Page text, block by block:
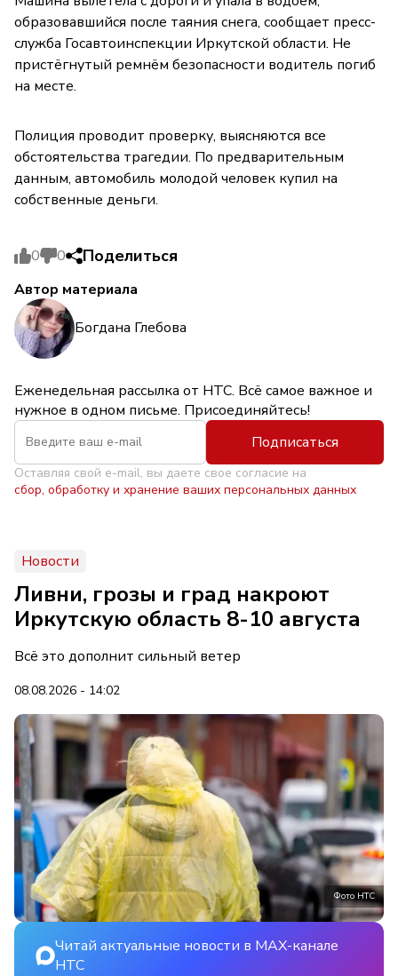
образовавшийся после таяния снега, сообщает пресс-
служба Госавтоинспекции Иркутской области. Не
пристёгнутый ремнём безопасности водитель погиб
на месте.
Полиция проводит проверку, выясняются все
обстоятельства трагедии. По предварительным
данным, автомобиль молодой человек купил на
собственные деньги.
0 0 Поделиться
Автор материала
Богдана Глебова
Еженедельная рассылка от НТС. Всё самое важное и
нужное в одном письме. Присоединяйтесь!
Подписаться
Оставляя свой e-mail, вы даете свое согласие на
сбор, обработку и хранение ваших персональных данных
Новости
Ливни, грозы и град накроют
Иркутскую область 8-10 августа
Всё это дополнит сильный ветер
08.08.2026 - 14:02
Фото НТС
Читай актуальные новости в MAX-канале
НТС